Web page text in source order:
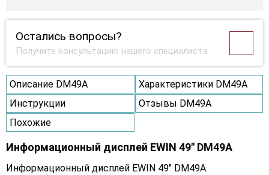
Остались вопросы?
Получите консультацию нашего специалиста
Описание DM49A
Характеристики DM49A
Инструкции
Отзывы DM49A
Похожие
Информационный дисплей EWIN 49" DM49A
Информационный дисплей EWIN 49" DM49A.